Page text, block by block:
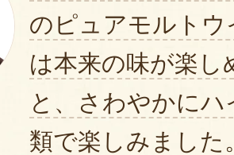
のピュアモルトウ
は本来の味が楽し
と、さわやかに
類で楽しみました